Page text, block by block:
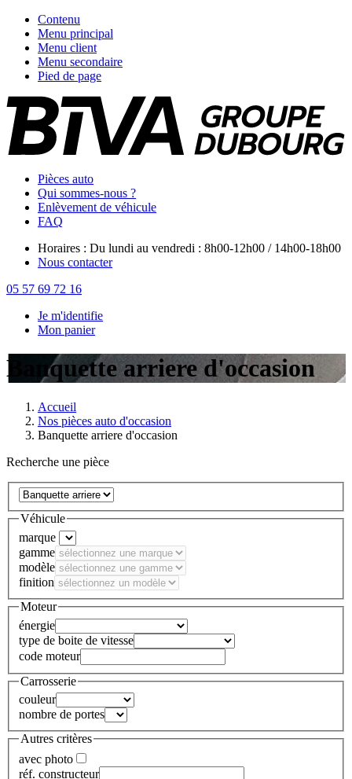
Contenu
Menu principal
Menu client
Menu secondaire
Pied de page
Pièces auto
Qui sommes-nous ?
Enlèvement de véhicule
FAQ
Horaires : Du lundi au vendredi : 8h00-12h00 / 14h00-18h00
Nous contacter
05 57 69 72 16
Je m'identifie
Mon panier
Banquette arriere d'occasion
Accueil
Nos pièces auto d'occasion
Banquette arriere d'occasion
Recherche une pièce
Véhicule
marque
gamme
modèle
finition
Moteur
énergie
type de boite de vitesse
code moteur
Carrosserie
couleur
nombre de portes
Autres critères
avec photo
réf. constructeur